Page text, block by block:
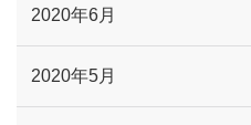
2020年6月
2020年5月